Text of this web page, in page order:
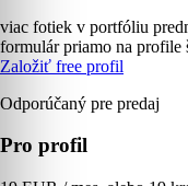
viac fotiek v portfóliu
formulár priamo na profile
Založiť free profil
Odporúčaný pre predaj
Pro profil